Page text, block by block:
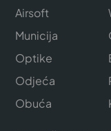
Airsoft
Municija
Optike
Odjeća
Obuća